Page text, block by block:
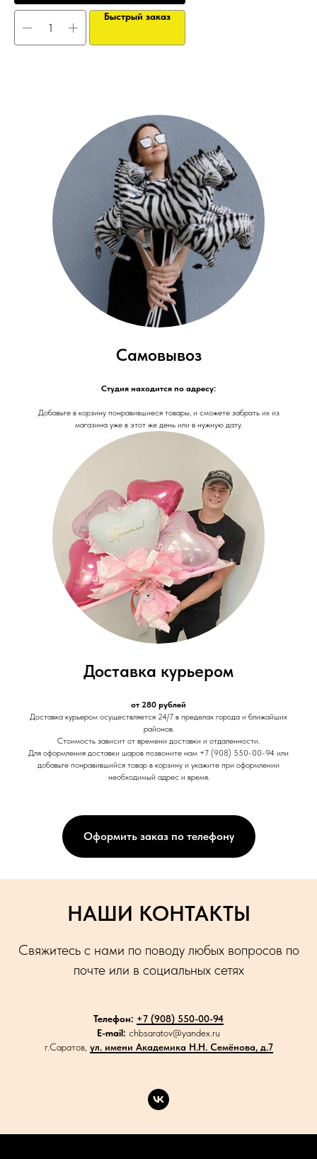
Быстрый заказ
Самовывоз
Студия находится по адресу:
Добавьте в корзину понравившиеся товары, и сможете забрать их из
магазина уже в этот же день или в нужную дату.
Доставка курьером
от 280 рублей
Доставка курьером осуществляется 24/7 в пределах города и ближайших
районов.
Стоимость зависит от времени доставки и отдаленности.
Для оформления доставки шаров позвоните нам +7 (908) 550-00-94 или
добавьте понравившийся товар в корзину и укажите при оформлении
необходимый адрес и время.
Оформить заказ по телефону
НАШИ КОНТАКТЫ
Свяжитесь с нами по поводу любых вопросов по
почте или в социальных сетях
Телефон: +7 (908) 550-00-94
E-mail: chbsaratov@yandex.ru
г.Саратов, ул. имени Академика Н.Н. Семёнова, д.7